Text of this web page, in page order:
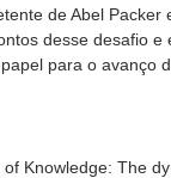
de Abel Packer
desse desafio e
para o avanço
Knowledge: The